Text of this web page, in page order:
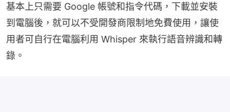
基本上只需要 Google 帳號和指令代碼，下載並安裝
到電腦後，就可以不受開發商限制地免費使用，讓使
用者可自行在電腦利用 Whisper 來執行語音辨識和轉
錄。